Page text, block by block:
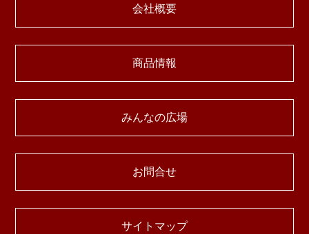
会社概要
商品情報
みんなの広場
お問合せ
サイトマップ